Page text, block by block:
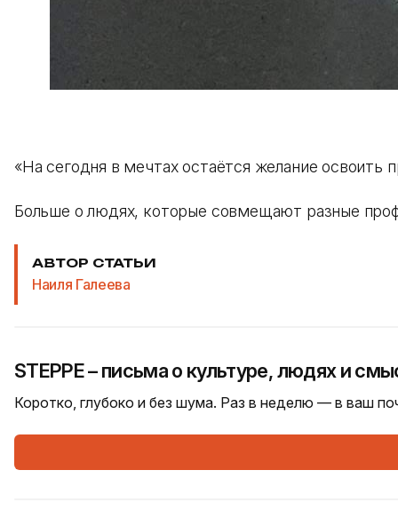
«На сегодня в мечтах остаётся желание
Больше о людях, которые совмещают разные
АВТОР СТАТЬИ
Наиля Галеева
STEPPE – письма о культуре, людях и
Коротко, глубоко и без шума. Раз в неделю — в ваш